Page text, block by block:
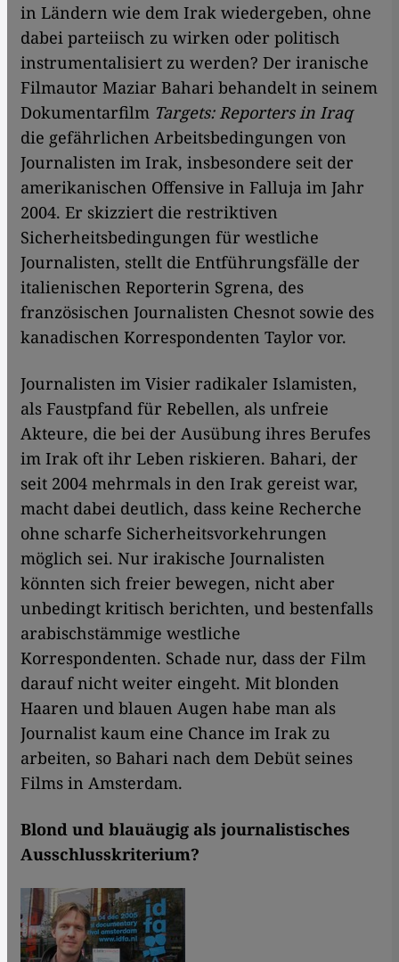
in Ländern wie dem Irak wiedergeben, ohne
dabei parteiisch zu wirken oder politisch
instrumentalisiert zu werden? ​​Der iranische
Filmautor Maziar Bahari behandelt in seinem
Dokumentarfilm Targets: Reporters in Iraq
die gefährlichen Arbeitsbedingungen von
Journalisten im Irak, insbesondere seit der
amerikanischen Offensive in Falluja im Jahr
2004. Er skizziert die restriktiven
Sicherheitsbedingungen für westliche
Journalisten, stellt die Entführungsfälle der
italienischen Reporterin Sgrena, des
französischen Journalisten Chesnot sowie des
kanadischen Korrespondenten Taylor vor.
Journalisten im Visier radikaler Islamisten,
als Faustpfand für Rebellen, als unfreie
Akteure, die bei der Ausübung ihres Berufes
im Irak oft ihr Leben riskieren. Bahari, der
seit 2004 mehrmals in den Irak gereist war,
macht dabei deutlich, dass keine Recherche
ohne scharfe Sicherheitsvorkehrungen
möglich sei. Nur irakische Journalisten
könnten sich freier bewegen, nicht aber
unbedingt kritisch berichten, und bestenfalls
arabischstämmige westliche
Korrespondenten. Schade nur, dass der Film
darauf nicht weiter eingeht. Mit blonden
Haaren und blauen Augen habe man als
Journalist kaum eine Chance im Irak zu
arbeiten, so Bahari nach dem Debüt seines
Films in Amsterdam.
Blond und blauäugig als journalistisches
Ausschlusskriterium?